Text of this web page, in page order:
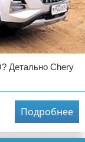
Детально Chery
Подробнее